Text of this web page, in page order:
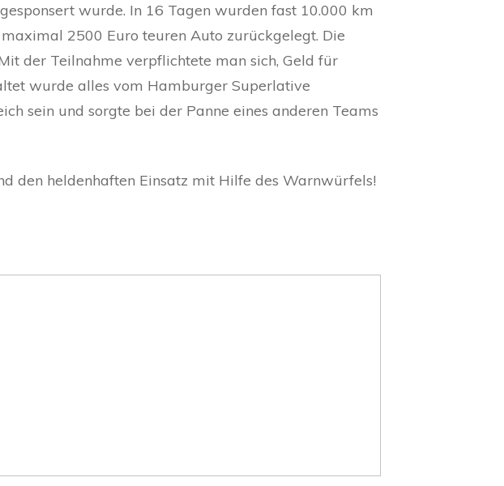
wurde. In 16 Tagen wurden fast 10.000 km
2500 Euro teuren Auto zurückgelegt. Die
der Teilnahme verpflichtete man sich, Geld für
wurde alles vom Hamburger Superlative
sein und sorgte bei der Panne eines anderen Teams
den heldenhaften Einsatz mit Hilfe des Warnwürfels!